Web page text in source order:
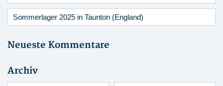
Sommerlager 2025 in Taunton (England)
Neueste Kommentare
Archiv